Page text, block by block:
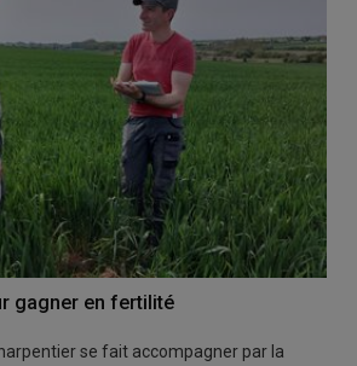
gagner en fertilité
se fait accompagner par la